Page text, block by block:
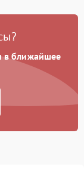
Подробнее →
в ближайшее